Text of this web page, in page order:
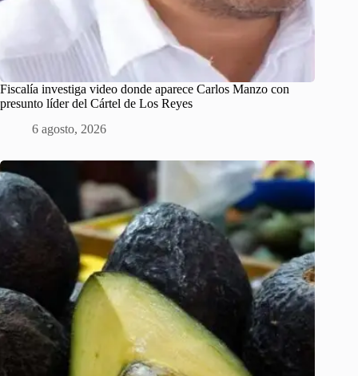
Fiscalía investiga video donde aparece Carlos Manzo con
presunto líder del Cártel de Los Reyes
6 agosto, 2026